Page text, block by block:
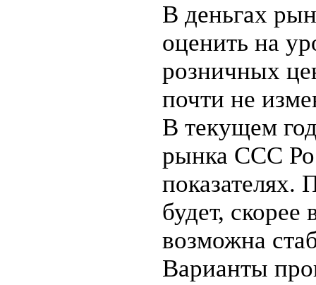
В деньгах
оценить на
розничных
почти не
В текущем
рынка ССС
показателях.
будет, скорее
возможна
Варианты